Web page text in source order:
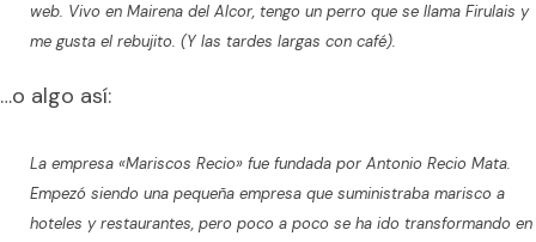
web. Vivo en Mairena del Alcor, tengo un perro que se llama Firulais y
me gusta el rebujito. (Y las tardes largas con café).
…o algo así:
La empresa «Mariscos Recio» fue fundada por Antonio Recio Mata.
Empezó siendo una pequeña empresa que suministraba marisco a
hoteles y restaurantes, pero poco a poco se ha ido transformando en